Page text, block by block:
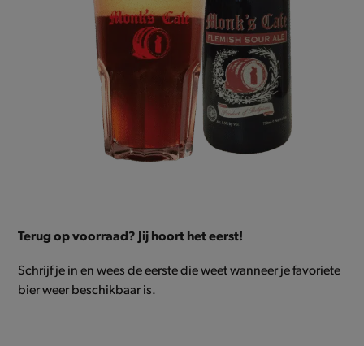
Terug op voorraad? Jij hoort het eerst!
Schrijf je in en wees de eerste die weet wanneer je favoriete
bier weer beschikbaar is.